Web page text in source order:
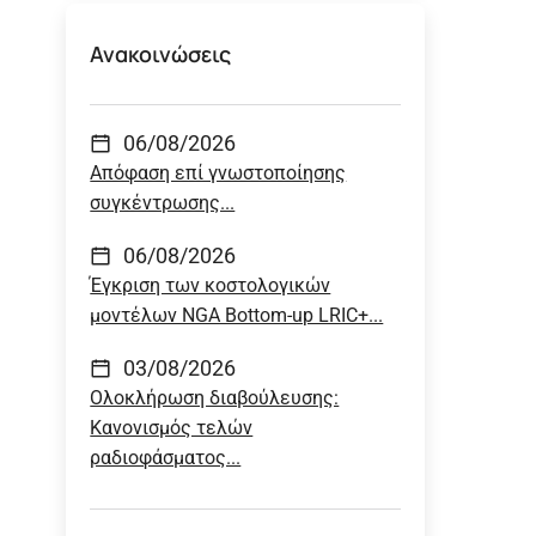
Ανακοινώσεις
06/08/2026
Απόφαση επί γνωστοποίησης
συγκέντρωσης...
06/08/2026
Έγκριση των κοστολογικών
μοντέλων NGA Bottom-up LRIC+...
03/08/2026
Ολοκλήρωση διαβούλευσης:
Κανονισμός τελών
ραδιοφάσματος...